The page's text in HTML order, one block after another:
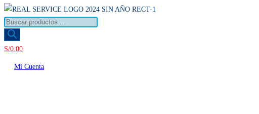
Búsqueda
de
productos
S/0.00
Mi Cuenta